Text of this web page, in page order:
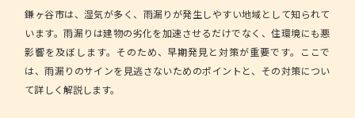
鎌ヶ谷市は、湿気が多く、雨漏りが発生しやすい地域として知られて
います。雨漏りは建物の劣化を加速させるだけでなく、住環境にも悪
影響を及ぼします。そのため、早期発見と対策が重要です。ここで
は、雨漏りのサインを見逃さないためのポイントと、その対策につい
て詳しく解説します。